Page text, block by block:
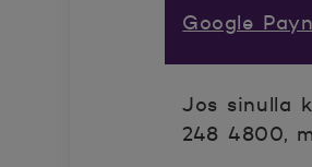
Google
Jos sinulla
248 4800,